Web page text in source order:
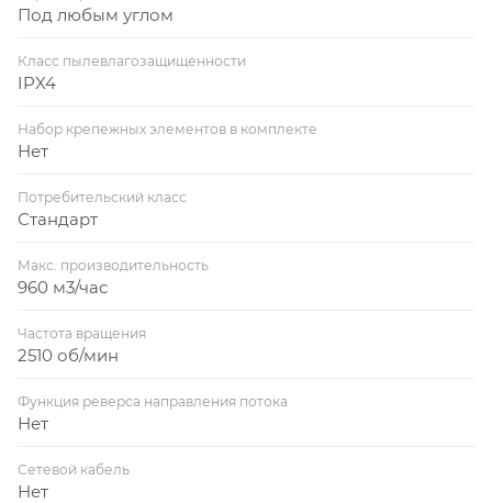
Под любым углом
Класс пылевлагозащищенности
IPX4
Набор крепежных элементов в комплекте
Нет
Потребительский класс
Стандарт
Макс. производительность
960 м3/час
Частота вращения
2510 об/мин
Функция реверса направления потока
Нет
Сетевой кабель
Нет